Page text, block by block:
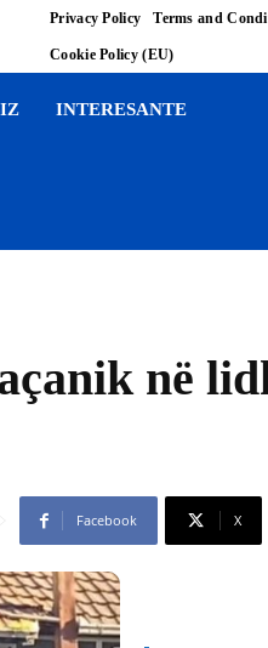
Privacy Policy Terms and
Cookie Policy (EU)
INTERESANTE
në
Facebook X